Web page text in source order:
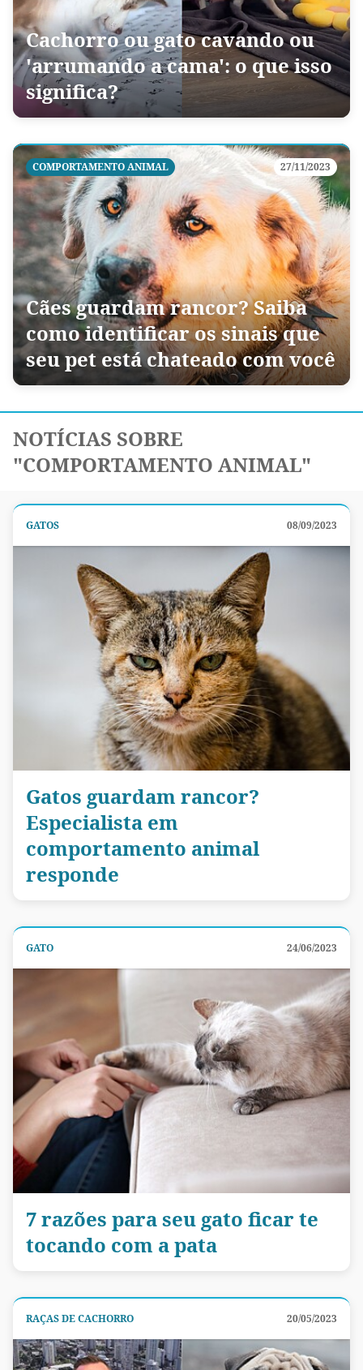
Cachorro ou gato cavando ou
'arrumando a cama': o que isso
significa?
COMPORTAMENTO ANIMAL 27/11/2023
Cães guardam rancor? Saiba
como identificar os sinais que
seu pet está chateado com você
NOTÍCIAS SOBRE
"COMPORTAMENTO ANIMAL"
GATOS 08/09/2023
Gatos guardam rancor?
Especialista em
comportamento animal
responde
GATO 24/06/2023
7 razões para seu gato ficar te
tocando com a pata
RAÇAS DE CACHORRO 20/05/2023